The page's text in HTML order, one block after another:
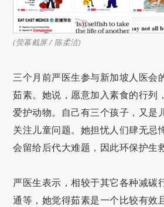
(荧幕截屏 / 陈柔洁)
三个月前严医生参与新加坡人医会
茹素。她说，愿意加入素食的行列
爱护动物。自己有三个孩子，又是
关注儿童问题。她担忧人们肆无忌
会留给后代大难题，因此环保护生
严医生表示，相较于其它各种减碳
通等，她觉得茹素是一个比较有效